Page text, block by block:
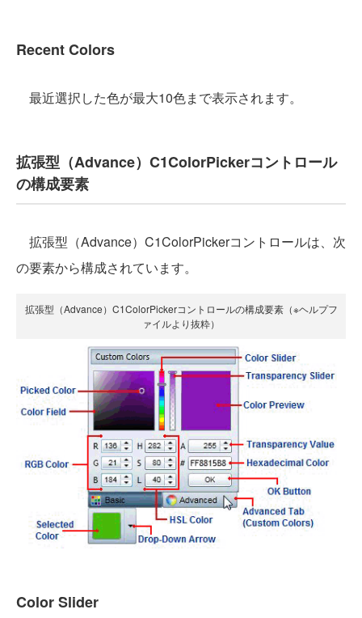
Recent Colors
最近選択した色が最大10色まで表示されます。
拡張型（Advance）C1ColorPickerコントロール
の構成要素
拡張型（Advance）C1ColorPickerコントロールは、次
の要素から構成されています。
拡張型（Advance）C1ColorPickerコントロールの構成要素（※ヘルプフ
ァイルより抜粋）
Color Slider